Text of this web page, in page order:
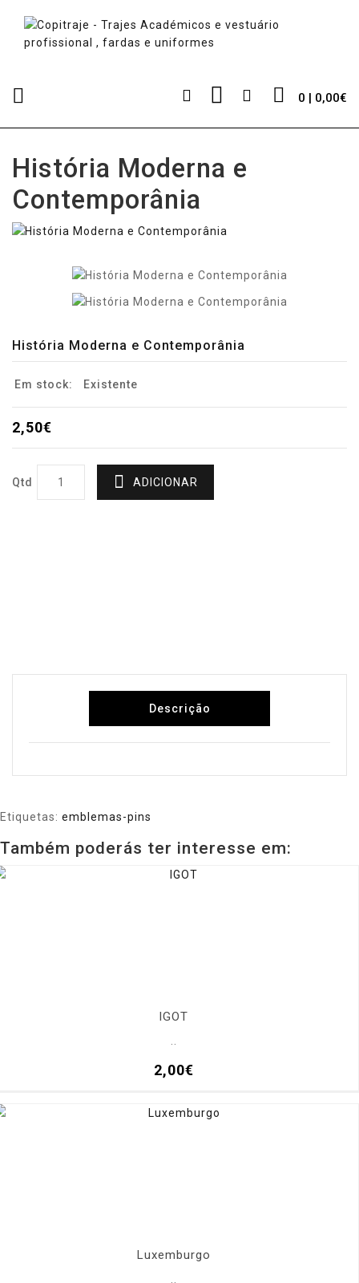
0 | 0,00€
História Moderna e
Contemporânia
História Moderna e Contemporânia
Em stock: Existente
2,50€
Qtd ADICIONAR
Descrição
Etiquetas: emblemas-pins
Também poderás ter interesse em:
IGOT
2,00€
Luxemburgo